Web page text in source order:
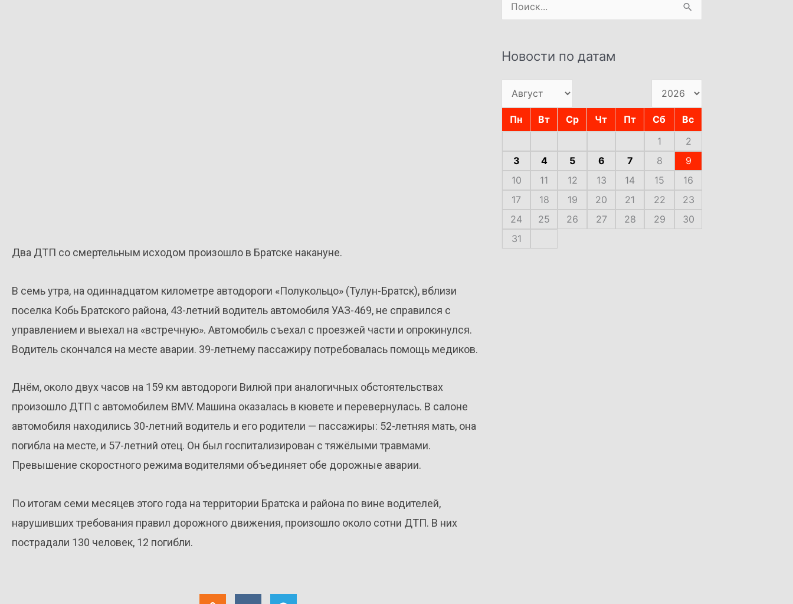
Два ДТП со смертельным исходом произошло в Братске накануне.
В семь утра, на одиннадцатом километре автодороги «Полукольцо» (Тулун-Братск), вблизи
поселка Кобь Братского района, 43-летний водитель автомобиля УАЗ-469, не справился с
управлением и выехал на «встречную». Автомобиль съехал с проезжей части и опрокинулся.
Водитель скончался на месте аварии. 39-летнему пассажиру потребовалась помощь медиков.
Днём, около двух часов на 159 км автодороги Вилюй при аналогичных обстоятельствах
произошло ДТП с автомобилем BMV. Машина оказалась в кювете и перевернулась. В салоне
автомобиля находились 30-летний водитель и его родители — пассажиры: 52-летняя мать, она
погибла на месте, и 57-летний отец. Он был госпитализирован с тяжёлыми травмами.
Превышение скоростного режима водителями объединяет обе дорожные аварии.
По итогам семи месяцев этого года на территории Братска и района по вине водителей,
нарушивших требования правил дорожного движения, произошло около сотни ДТП. В них
пострадали 130 человек, 12 погибли.
Поиск:
Новости по датам
Пн Вт Ср Чт Пт Сб
Вс
1
2
3
4 5 6 7 8
9
10
11 12 13 14 15
16
17
18 19 20 21 22
23
24
25 26 27 28 29
30
31